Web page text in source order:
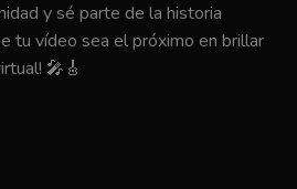
y sé parte de la historia
tu vídeo sea el próximo en brillar
🎤🎸